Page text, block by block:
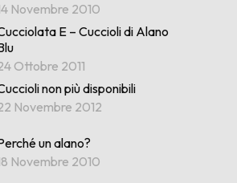
Novembre 2010
E – Cuccioli di Alano
Ottobre 2011
non più disponibili
Novembre 2012
un alano?
Novembre 2010